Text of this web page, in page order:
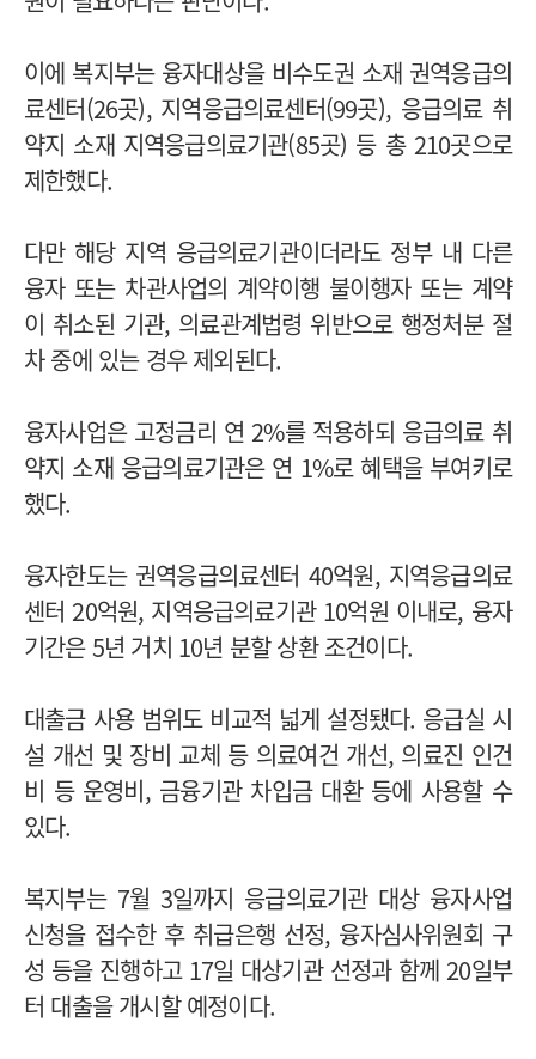
이에 복지부는 융자대상을 비수도권 소재 권역응급의
료센터(26곳), 지역응급의료센터(99곳), 응급의료 취
약지 소재 지역응급의료기관(85곳) 등 총 210곳으로
제한했다.
다만 해당 지역 응급의료기관이더라도 정부 내 다른
융자 또는 차관사업의 계약이행 불이행자 또는 계약
이 취소된 기관, 의료관계법령 위반으로 행정처분 절
차 중에 있는 경우 제외된다.
융자사업은 고정금리 연 2%를 적용하되 응급의료 취
약지 소재 응급의료기관은 연 1%로 혜택을 부여키로
했다.
융자한도는 권역응급의료센터 40억원, 지역응급의료
센터 20억원, 지역응급의료기관 10억원 이내로, 융자
기간은 5년 거치 10년 분할 상환 조건이다.
대출금 사용 범위도 비교적 넓게 설정됐다. 응급실 시
설 개선 및 장비 교체 등 의료여건 개선, 의료진 인건
비 등 운영비, 금융기관 차입금 대환 등에 사용할 수
있다.
복지부는 7월 3일까지 응급의료기관 대상 융자사업
신청을 접수한 후 취급은행 선정, 융자심사위원회 구
성 등을 진행하고 17일 대상기관 선정과 함께 20일부
터 대출을 개시할 예정이다.